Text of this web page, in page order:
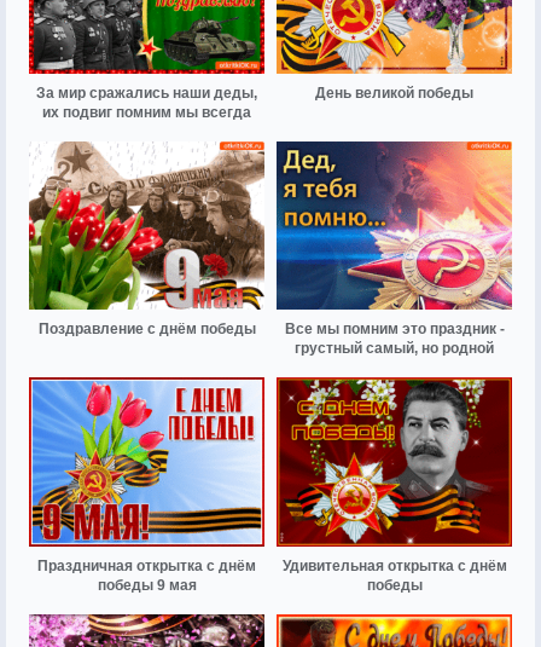
За мир сражались наши деды,
их подвиг помним мы всегда
День великой победы
Поздравление с днём победы
Все мы помним это праздник -
грустный самый, но родной
Праздничная открытка с днём
победы 9 мая
Удивительная открытка с днём
победы